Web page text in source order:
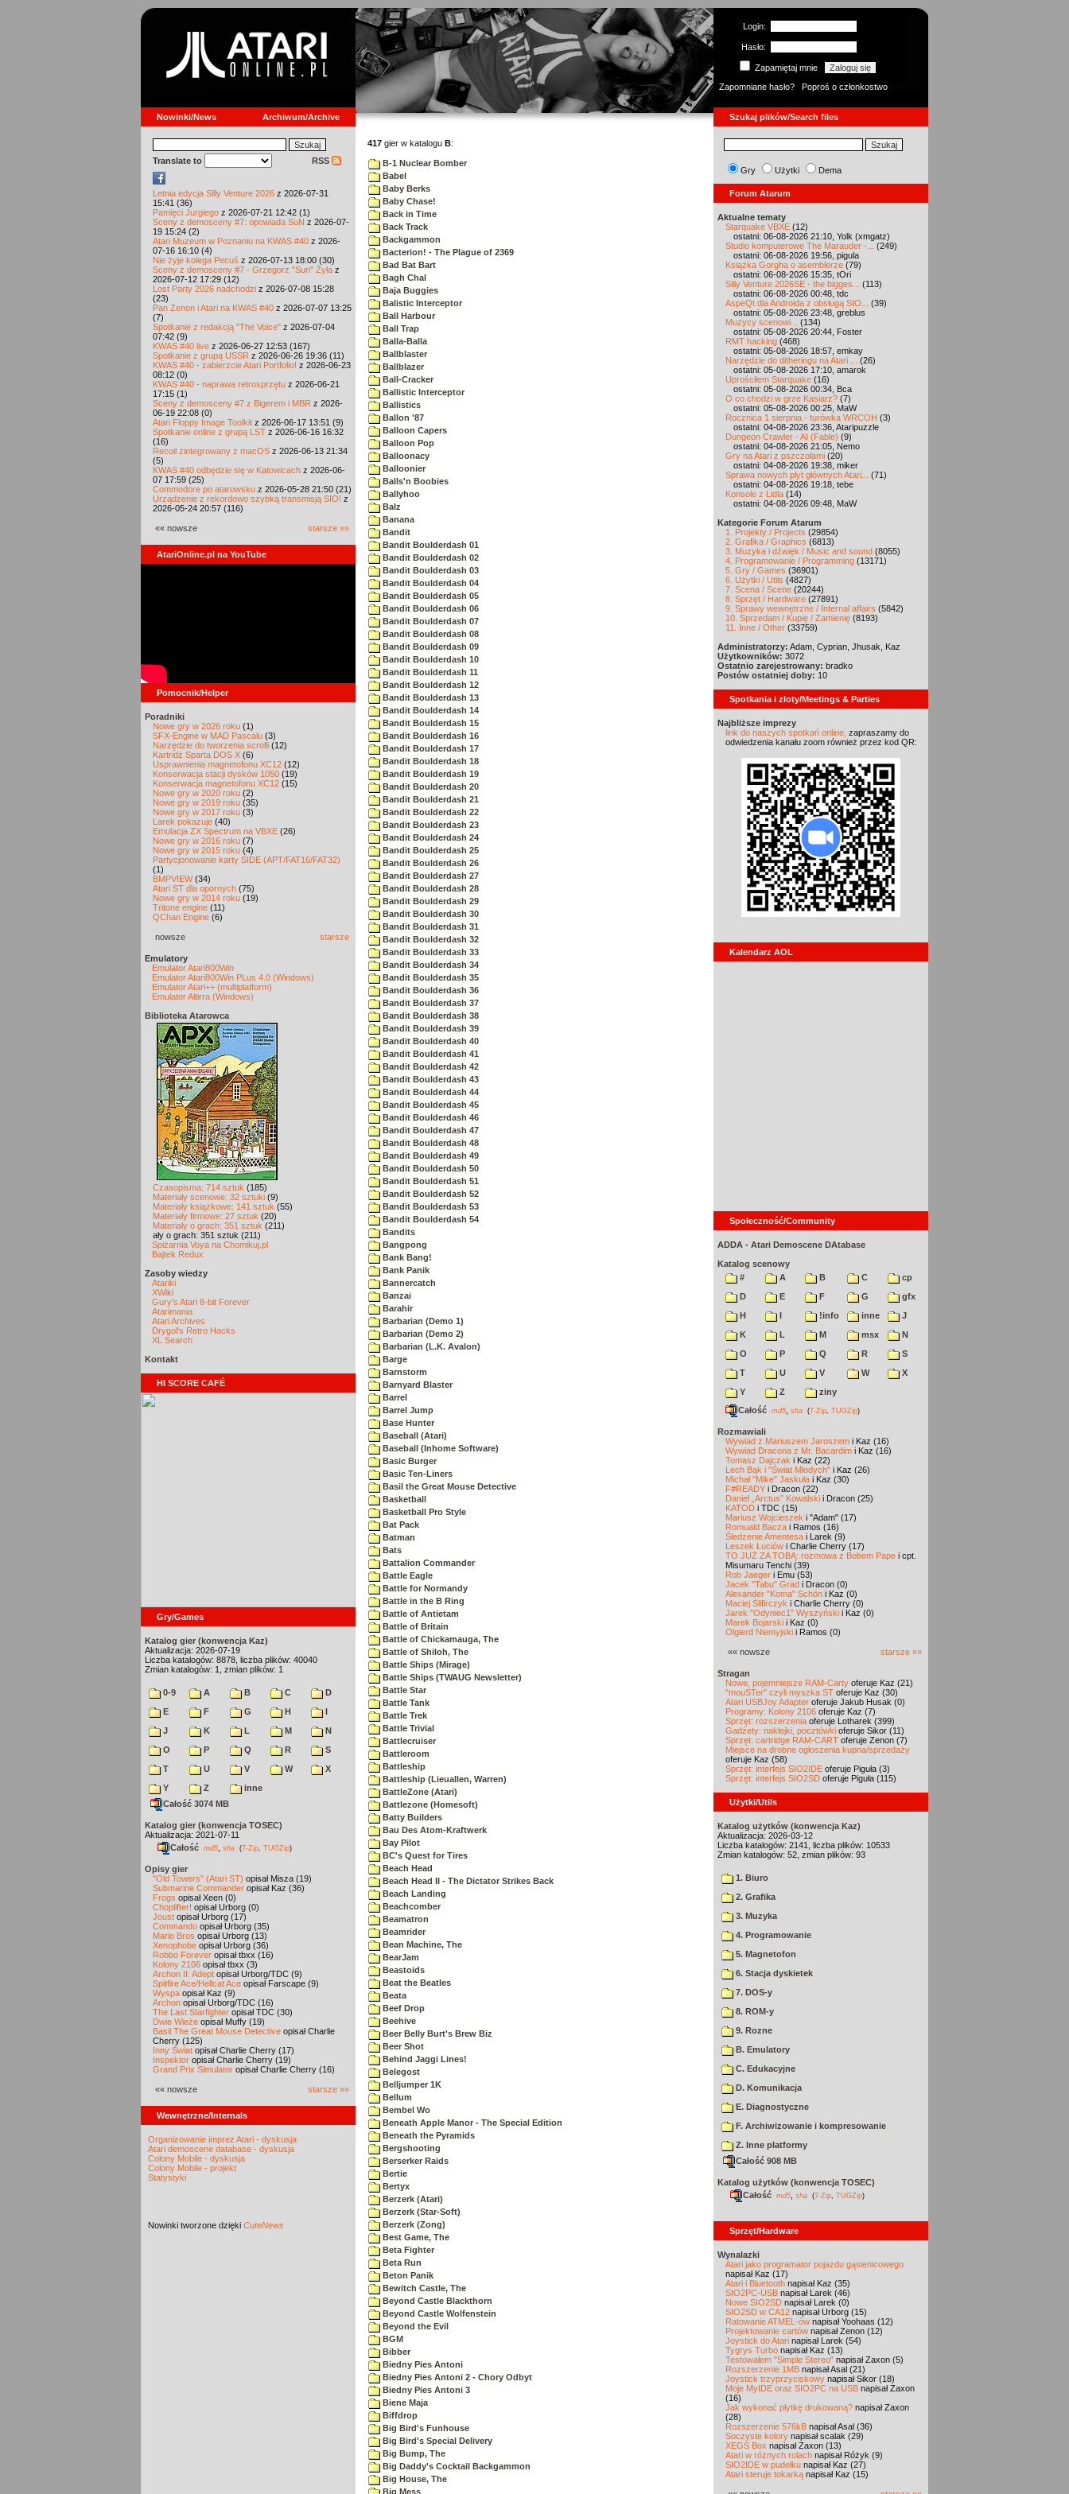
Login:
Hasło:
Zapamiętaj mnie
Zapomniane hasło?
Poproś o członkostwo
Nowinki/News Archiwum/Archive Szukaj plików/Search files
Translate to RSS
Letnia edycja Silly Venture 2026 z 2026-07-31
15:41 (36)
Pamięci Jurgiego z 2026-07-21 12:42 (1)
Sceny z demosceny #7: opowiada SuN z 2026-07-
19 15:24 (2)
Atari Muzeum w Poznaniu na KWAS #40 z 2026-
07-16 16:10 (4)
Nie żyje kolega Pecuś z 2026-07-13 18:00 (30)
Sceny z demosceny #7 - Grzegorz "Sun" Żyła z
2026-07-12 17:29 (12)
Lost Party 2026 nadchodzi z 2026-07-08 15:28
(23)
Pan Zenon i Atari na KWAS #40 z 2026-07-07 13:25
(7)
Spotkanie z redakcją "The Voice" z 2026-07-04
07:42 (9)
KWAS #40 live z 2026-06-27 12:53 (167)
Spotkanie z grupą USSR z 2026-06-26 19:36 (11)
KWAS #40 - zabierzcie Atari Portfolio! z 2026-06-23
08:12 (0)
KWAS #40 - naprawa retrosprzętu z 2026-06-21
17:15 (1)
Sceny z demosceny #7 z Bigerem i MBR z 2026-
06-19 22:08 (0)
Atari Floppy Image Toolkit z 2026-06-17 13:51 (9)
Spotkanie online z grupą LST z 2026-06-16 16:32
(16)
Recoil zintegrowany z macOS z 2026-06-13 21:34
(5)
KWAS #40 odbędzie się w Katowicach z 2026-06-
07 17:59 (25)
Commodore po atarowsku z 2026-05-28 21:50 (21)
Urządzenie z rekordowo szybką transmisją SIO! z
2026-05-24 20:57 (116)
«« nowsze starsze »»
AtariOnline.pl na YouTube
Pomocnik/Helper
Poradniki
Nowe gry w 2026 roku (1)
SFX-Engine w MAD Pascalu (3)
Narzędzie do tworzenia scrolli (12)
Kartridż Sparta DOS X (6)
Usprawnienia magnetofonu XC12 (12)
Konserwacja stacji dysków 1050 (19)
Konserwacja magnetofonu XC12 (15)
Nowe gry w 2020 roku (2)
Nowe gry w 2019 roku (35)
Nowe gry w 2017 roku (3)
Larek pokazuje (40)
Emulacja ZX Spectrum na VBXE (26)
Nowe gry w 2016 roku (7)
Nowe gry w 2015 roku (4)
Partycjonowanie karty SIDE (APT/FAT16/FAT32)
(1)
BMPVIEW(34)
Atari ST dla opornych (75)
Nowe gry w 2014 roku (19)
Tritone engine (11)
QChan Engine (6)
nowsze starsze
Emulatory
Emulator Atari800Win
Emulator Atari800Win PLus 4.0 (Windows)
Emulator Atari++ (multiplatform)
Emulator Altirra (Windows)
Biblioteka Atarowca
Czasopisma: 714 sztuk (185)
Materiały scenowe: 32 sztuki (9)
Materiały książkowe: 141 sztuk (55)
Materiały firmowe: 27 sztuk (20)
Materiały o grach: 351 sztuk (211)
ały o grach: 351 sztuk (211)
Spiżarnia Voya na Chomikuj.pl
Bajtek Redux
Zasoby wiedzy
Atariki
XWiki
Gury's Atari 8-bit Forever
Atarimania
Atari Archives
Drygol's Retro Hacks
XL Search
Kontakt
HI SCORE CAFÉ
Gry/Games
Katalog gier (konwencja Kaz)
Aktualizacja: 2026-07-19
Liczba katalogów: 8878, liczba plików: 40040
Zmian katalogów: 1, zmian plików: 1
0-9 A B C
D
E
F G H
I
J
K L M
N
O
P Q R
S
T
U V W
X
Y
Z
inne
Całość 3074 MB
Katalog gier (konwencja TOSEC)
Aktualizacja: 2021-07-11
Całość md5 sha (7-Zip TUGZip)
Opisy gier
"Old Towers" (Atari ST) opisał Misza (19)
Submarine Commander opisał Kaz (36)
Frogs opisał Xeen (0)
Choplifter! opisał Urborg (0)
Joust opisał Urborg (17)
Commando opisał Urborg (35)
Mario Bros opisał Urborg (13)
Xenophobe opisał Urborg (36)
Robbo Forever opisał tbxx (16)
Kolony 2106 opisał tbxx (3)
Archon II: Adept opisał Urborg/TDC (9)
Spitfire Ace/Hellcat Ace opisał Farscape (9)
Wyspa opisał Kaz (9)
Archon opisał Urborg/TDC (16)
The Last Starfighter opisał TDC (30)
Dwie Wieże opisał Muffy (19)
Basil The Great Mouse Detective opisał Charlie
Cherry (125)
Inny Świat opisał Charlie Cherry (17)
Inspektor opisał Charlie Cherry (19)
Grand Prix Simulator opisał Charlie Cherry (16)
«« nowsze starsze »»
Wewnętrzne/Internals
Organizowanie imprez Atari - dyskusja
Atari demoscene database - dyskusja
Colony Mobile - dyskusja
Colony Mobile - projekt
Statystyki
Nowinki tworzone dzięki CuteNews
417 gier w katalogu B:
B-1 Nuclear Bomber
Babel
Baby Berks
Baby Chase!
Back in Time
Back Track
Backgammon
Bacterion! - The Plague of 2369
Bad Bat Bart
Bagh Chal
Baja Buggies
Balistic Interceptor
Ball Harbour
Ball Trap
Balla-Balla
Ballblaster
Ballblazer
Ball-Cracker
Ballistic Interceptor
Ballistics
Ballon '87
Balloon Capers
Balloon Pop
Balloonacy
Balloonier
Balls'n Boobies
Ballyhoo
Balz
Banana
Bandit
Bandit Boulderdash 01
Bandit Boulderdash 02
Bandit Boulderdash 03
Bandit Boulderdash 04
Bandit Boulderdash 05
Bandit Boulderdash 06
Bandit Boulderdash 07
Bandit Boulderdash 08
Bandit Boulderdash 09
Bandit Boulderdash 10
Bandit Boulderdash 11
Bandit Boulderdash 12
Bandit Boulderdash 13
Bandit Boulderdash 14
Bandit Boulderdash 15
Bandit Boulderdash 16
Bandit Boulderdash 17
Bandit Boulderdash 18
Bandit Boulderdash 19
Bandit Boulderdash 20
Bandit Boulderdash 21
Bandit Boulderdash 22
Bandit Boulderdash 23
Bandit Boulderdash 24
Bandit Boulderdash 25
Bandit Boulderdash 26
Bandit Boulderdash 27
Bandit Boulderdash 28
Bandit Boulderdash 29
Bandit Boulderdash 30
Bandit Boulderdash 31
Bandit Boulderdash 32
Bandit Boulderdash 33
Bandit Boulderdash 34
Bandit Boulderdash 35
Bandit Boulderdash 36
Bandit Boulderdash 37
Bandit Boulderdash 38
Bandit Boulderdash 39
Bandit Boulderdash 40
Bandit Boulderdash 41
Bandit Boulderdash 42
Bandit Boulderdash 43
Bandit Boulderdash 44
Bandit Boulderdash 45
Bandit Boulderdash 46
Bandit Boulderdash 47
Bandit Boulderdash 48
Bandit Boulderdash 49
Bandit Boulderdash 50
Bandit Boulderdash 51
Bandit Boulderdash 52
Bandit Boulderdash 53
Bandit Boulderdash 54
Bandits
Bangpong
Bank Bang!
Bank Panik
Bannercatch
Banzai
Barahir
Barbarian (Demo 1)
Barbarian (Demo 2)
Barbarian (L.K. Avalon)
Barge
Barnstorm
Barnyard Blaster
Barrel
Barrel Jump
Base Hunter
Baseball (Atari)
Baseball (Inhome Software)
Basic Burger
Basic Ten-Liners
Basil the Great Mouse Detective
Basketball
Basketball Pro Style
Bat Pack
Batman
Bats
Battalion Commander
Battle Eagle
Battle for Normandy
Battle in the B Ring
Battle of Antietam
Battle of Britain
Battle of Chickamauga, The
Battle of Shiloh, The
Battle Ships (Mirage)
Battle Ships (TWAUG Newsletter)
Battle Star
Battle Tank
Battle Trek
Battle Trivial
Battlecruiser
Battleroom
Battleship
Battleship (Lieuallen, Warren)
BattleZone (Atari)
Battlezone (Homesoft)
Batty Builders
Bau Des Atom-Kraftwerk
Bay Pilot
BC's Quest for Tires
Beach Head
Beach Head II - The Dictator Strikes Back
Beach Landing
Beachcomber
Beamatron
Beamrider
Bean Machine, The
BearJam
Beastoids
Beat the Beatles
Beata
Beef Drop
Beehive
Beer Belly Burt's Brew Biz
Beer Shot
Behind Jaggi Lines!
Belegost
Belljumper 1K
Bellum
Bembel Wo
Beneath Apple Manor - The Special Edition
Beneath the Pyramids
Bergshooting
Berserker Raids
Bertie
Bertyx
Berzerk (Atari)
Berzerk (Star-Soft)
Berzerk (Zong)
Best Game, The
Beta Fighter
Beta Run
Beton Panik
Bewitch Castle, The
Beyond Castle Blackthorn
Beyond Castle Wolfenstein
Beyond the Evil
BGM
Bibber
Biedny Pies Antoni
Biedny Pies Antoni 2 - Chory Odbyt
Biedny Pies Antoni 3
Biene Maja
Biffdrop
Big Bird's Funhouse
Big Bird's Special Delivery
Big Bump, The
Big Daddy's Cocktail Backgammon
Big House, The
Big Mess
Gry Użytki Dema
Forum Atarum
Aktualne tematy
Starquake VBXE (12)
ostatni: 06-08-2026 21:10, Yolk (xmgatz)
Studio komputerowe The Marauder -...
(249)
ostatni: 06-08-2026 19:56, pigula
Książka Gorgha o asemblerze (79)
ostatni: 06-08-2026 15:35, tOri
Silly Venture 2026SE - the bigges...
(113)
ostatni: 06-08-2026 00:48, tdc
AspeQt dla Androida z obsługą SIO...
(39)
ostatni: 05-08-2026 23:48, greblus
Muzycy scenowi...
(134)
ostatni: 05-08-2026 20:44, Foster
RMT hacking (468)
ostatni: 05-08-2026 18:57, emkay
Narzędzie do ditheringu na Atari ...
(26)
ostatni: 05-08-2026 17:10, amarok
Uprościłem Starquake (16)
ostatni: 05-08-2026 00:34, Bca
O co chodzi w grze Kasiarz? (7)
ostatni: 05-08-2026 00:25, MaW
Rocznica 1 sierpnia - turówka WRCOH (3)
ostatni: 04-08-2026 23:36, Ataripuzzle
Dungeon Crawler - AI (Fable) (9)
ostatni: 04-08-2026 21:05, Nemo
Gry na Atari z pszczołami (20)
ostatni: 04-08-2026 19:38, miker
Sprawa nowych płyt głównych Atari...
(71)
ostatni: 04-08-2026 19:18, tebe
Konsole z Lidla (14)
ostatni: 04-08-2026 09:48, MaW
Kategorie Forum Atarum
1. Projekty / Projects (29854)
2. Grafika / Graphics (6813)
3. Muzyka i dźwięk / Music and sound (8055)
4. Programowanie / Programming (13171)
5. Gry / Games (36901)
6. Użytki / Utils (4827)
7. Scena / Scene (20244)
8. Sprzęt / Hardware (27891)
9. Sprawy wewnętrzne / Internal affairs (5842)
10. Sprzedam / Kupię / Zamienię (8193)
11. Inne / Other (33759)
Administratorzy: Adam, Cyprian, Jhusak, Kaz
Użytkowników: 3072
Ostatnio zarejestrowany: bradko
Postów ostatniej doby: 10
Spotkania i zloty/Meetings & Parties
Najbliższe imprezy
link do naszych spotkań online, zapraszamy do
odwiedzenia kanału zoom również przez kod QR:
Kalendarz AOL
Społeczność/Community
ADDA - Atari Demoscene DAtabase
Katalog scenowy
#
A B C
cp
D
E F G
gfx
H
I !info inne
J
K
L M msx
N
O
P Q R
S
T
U V W
X
Y
Z
ziny
Całość md5 sha (7-Zip TUGZip)
Rozmawiali
Wywiad z Mariuszem Jaroszem i Kaz (16)
Wywiad Dracona z Mr. Bacardim i Kaz (16)
Tomasz Dajczak i Kaz (22)
Lech Bąk i "Świat Młodych" i Kaz (26)
Michał "Mike" Jaskuła i Kaz (30)
F#READY i Dracon (22)
Daniel „Arctus” Kowalski i Dracon (25)
KATOD i TDC (15)
Mariusz Wojcieszek i "Adam" (17)
Romuald Bacza i Ramos (16)
Śledzenie Amentesa i Larek (9)
Leszek Łuciów i Charlie Cherry (17)
TO JUŻ ZA TOBĄ: rozmowa z Bobem Pape i cpt.
Misumaru Tenchi (39)
Rob Jaeger i Emu (53)
Jacek "Tabu" Grad i Dracon (0)
Alexander "Koma" Schön i Kaz (0)
Maciej Ślifirczyk i Charlie Cherry (0)
Jarek "Odyniec1" Wyszyński i Kaz (0)
Marek Bojarski i Kaz (0)
Olgierd Niemyjski i Ramos (0)
«« nowsze starsze »»
Stragan
Nowe, pojemniejsze RAM-Carty oferuje Kaz (21)
"mouSTer" czyli myszka ST oferuje Kaz (30)
Atari USBJoy Adapter oferuje Jakub Husak (0)
Programy: Kolony 2106 oferuje Kaz (7)
Sprzęt: rozszerzenia oferuje Lotharek (399)
Gadżety: naklejki, pocztówki oferuje Sikor (11)
Sprzęt: cartridge RAM-CART oferuje Zenon (7)
Miejsce na drobne ogłoszenia kupna/sprzedaży
oferuje Kaz (58)
Sprzęt: interfejs SIO2IDE oferuje Piguła (3)
Sprzęt: interfejs SIO2SD oferuje Piguła (115)
Użytki/Utils
Katalog użytków (konwencja Kaz)
Aktualizacja: 2026-03-12
Liczba katalogów: 2141, liczba plików: 10533
Zmian katalogów: 52, zmian plików: 93
1. Biuro
2. Grafika
3. Muzyka
4. Programowanie
5. Magnetofon
6. Stacja dyskietek
7. DOS-y
8. ROM-y
9. Rozne
B. Emulatory
C. Edukacyjne
D. Komunikacja
E. Diagnostyczne
F. Archiwizowanie i kompresowanie
Z. Inne platformy
Całość 908 MB
Katalog użytków (konwencja TOSEC)
Całość md5 sha (7-Zip TUGZip)
Sprzęt/Hardware
Wynalazki
Atari jako programator pojazdu gąsienicowego
napisał Kaz (17)
Atari i Bluetooth napisał Kaz (35)
SIO2PC-USB napisał Larek (46)
Nowe SIO2SD napisał Larek (0)
SIO2SD w CA12 napisał Urborg (15)
Ratowanie ATMEL-ów napisał Yoohaas (12)
Projektowanie cartów napisał Zenon (12)
Joystick do Atari napisał Larek (54)
Tygrys Turbo napisał Kaz (13)
Testowałem "Simple Stereo" napisał Zaxon (5)
Rozszerzenie 1MB napisał Asal (21)
Joystick trzyprzyciskowy napisał Sikor (18)
Moje MyIDE oraz SIO2PC na USB napisał Zaxon
(16)
Jak wykonać płytkę drukowaną? napisał Zaxon
(28)
Rozszerzenie 576kB napisał Asal (36)
Soczyste kolory napisał scalak (29)
XEGS Box napisał Zaxon (13)
Atari w różnych rolach napisał Różyk (9)
SIO2IDE w pudełku napisał Kaz (27)
Atari steruje tokarką napisał Kaz (15)